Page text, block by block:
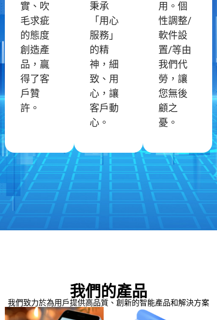
實、吹
毛求疵
的態度
創造產
品，贏
得了客
戶贊
許。
秉承
「用心
服務」
的精
神，細
致、用
心，讓
客戶動
心。
用。個
性調整/
軟件設
置/等由
我們代
勞，讓
您無後
顧之
憂。
我們的產品
我們致力於為用戶提供高品質、創新的智能產品和解決方案